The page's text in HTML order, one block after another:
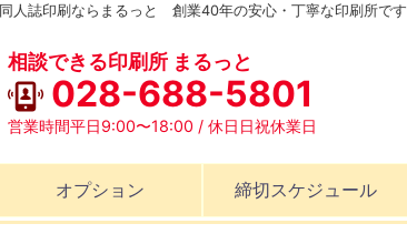
同人誌印刷ならまるっと 創業40年の安心・丁寧な印刷所です
相談できる印刷所 まるっと
028-688-5801
営業時間平日9:00〜18:00 / 休日日祝休業日
オプション 締切スケジュール